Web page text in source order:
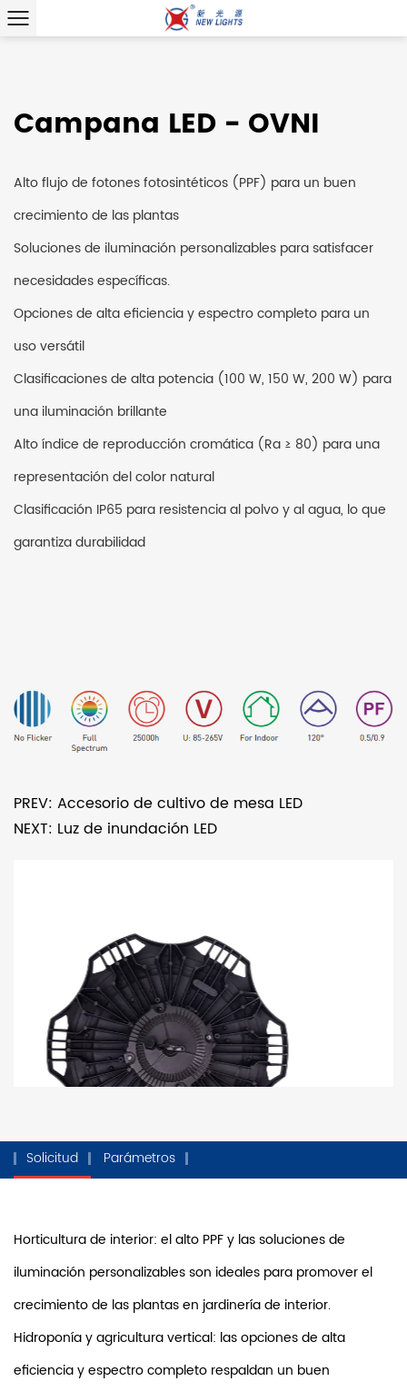
Campana LED - OVNI
Alto flujo de fotones fotosintéticos (PPF) para un buen
crecimiento de las plantas
Soluciones de iluminación personalizables para satisfacer
necesidades específicas.
Opciones de alta eficiencia y espectro completo para un
uso versátil
Clasificaciones de alta potencia (100 W, 150 W, 200 W) para
una iluminación brillante
Alto índice de reproducción cromática (Ra ≥ 80) para una
representación del color natural
Clasificación IP65 para resistencia al polvo y al agua, lo que
garantiza durabilidad
PREV: Accesorio de cultivo de mesa LED
NEXT: Luz de inundación LED
Solicitud Parámetros
Horticultura de interior: el alto PPF y las soluciones de
iluminación personalizables son ideales para promover el
crecimiento de las plantas en jardinería de interior.
Hidroponía y agricultura vertical: las opciones de alta
eficiencia y espectro completo respaldan un buen